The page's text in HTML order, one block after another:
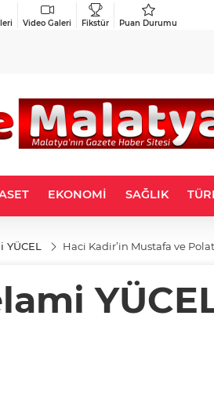
Video Galeri Fikstür Puan Durumu
EKONOMİ SAĞLIK
YÜCEL Haci Kadir’in Mustafa ve Polat